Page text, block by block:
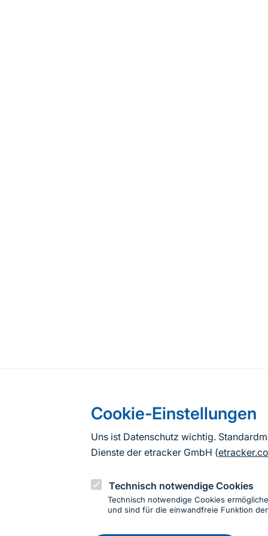
Cookie-Einstellungen
Uns ist Datenschutz wichtig.
Dienste der etracker GmbH (
Technisch notwendige Cookies
Technisch notwendige Cookies
und sind für die einwandfreie Funktion